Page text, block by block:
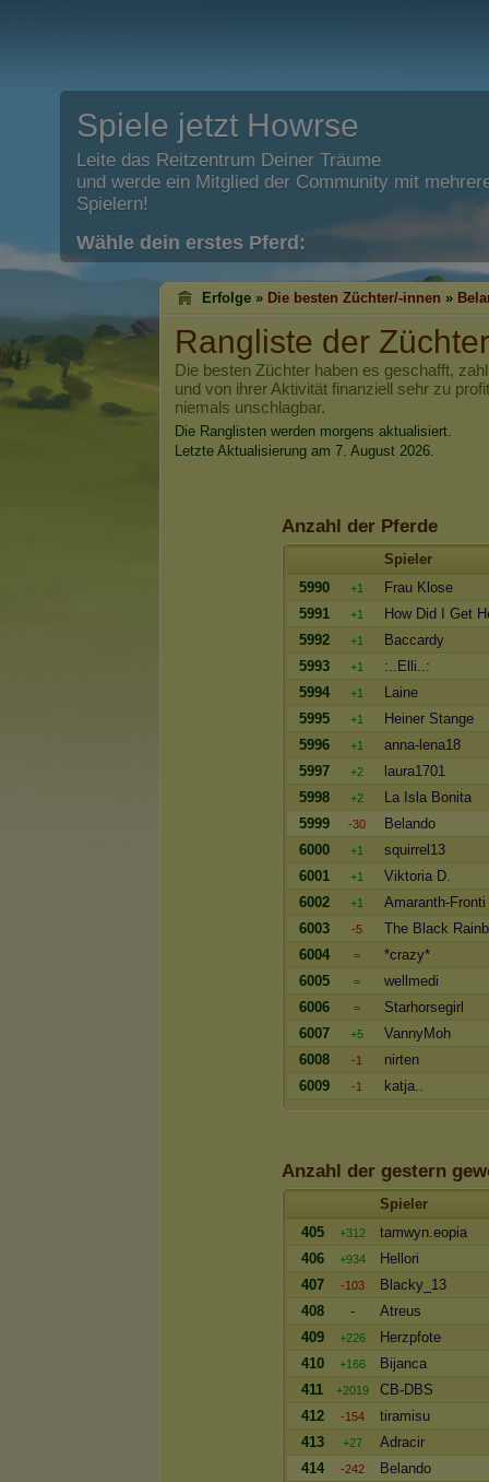
Spiele jetzt Howrse
Leite das Reitzentrum Deiner Träume
und werde ein Mitglied der Community mit
Spielern!
Wähle dein erstes Pferd:
Erfolge » Die besten Züchter/-innen »
Rangliste der
Die besten Züchter haben es geschafft,
und von ihrer Aktivität finanziell sehr zu
niemals unschlagbar.
Die Ranglisten werden morgens aktualisiert.
Letzte Aktualisierung am 7. August 2026.
Anzahl der Pferde
Spieler
5990
+1
Frau Klose
5991
+1
How Did I Get
5992
+1
Baccardy
5993
+1
:..Elli..:
5994
+1
Laine
5995
+1
Heiner Stange
5996
+1
anna-lena18
5997
+2
laura1701
5998
+2
La Isla Bonita
5999
-30
Belando
6000
+1
squirrel13
6001
+1
Viktoria D.
6002
+1
Amaranth-Fronti
6003
-5
The Black
6004
=
*crazy*
6005
=
wellmedi
6006
=
Starhorsegirl
6007
+5
VannyMoh
6008
-1
nirten
6009
-1 katja..
Anzahl der gestern
Spieler
405
+312
tamwyn.eopia
406
+934
Hellori
407
-103
Blacky_13
408
-
Atreus
409
+226
Herzpfote
410
+166
Bijanca
411
+2019
CB-DBS
412
-154
tiramisu
413
+27
Adracir
414
-242
Belando